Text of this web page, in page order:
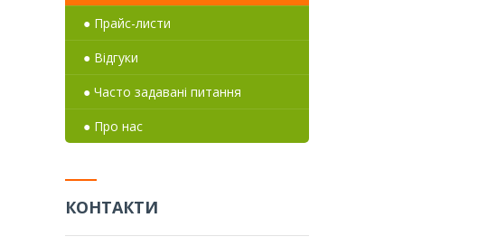
● Прайс-листи
● Відгуки
● Часто задавані питання
● Про нас
КОНТАКТИ